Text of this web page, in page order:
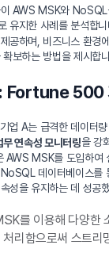
이 AWS MSK와
유지한 사례를 분석합
공하며, 비즈니스 환경
보하는 방법을 제시합
: Fortune 500
A는 급격한 데이터량
무 연속성 모니터링을 강
AWS MSK를 도입하여
데이터베이스를
성을 유지하는 데 성공
를 이용해 다양한
리함으로써 스트리